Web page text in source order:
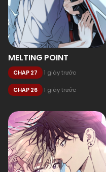
MELTING POINT
CHAP 27 1 giây trước
CHAP 26 1 giây trước